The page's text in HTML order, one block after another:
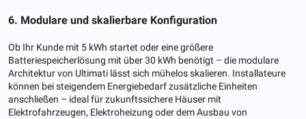
6. Modulare und skalierbare Konfiguration
Ob Ihr Kunde mit 5 kWh startet oder eine größere
Batteriespeicherlösung mit über 30 kWh benötigt – die modulare
Architektur von Ultimati lässt sich mühelos skalieren. Installateure
können bei steigendem Energiebedarf zusätzliche Einheiten
anschließen – ideal für zukunftssichere Häuser mit
Elektrofahrzeugen, Elektroheizung oder dem Ausbau von